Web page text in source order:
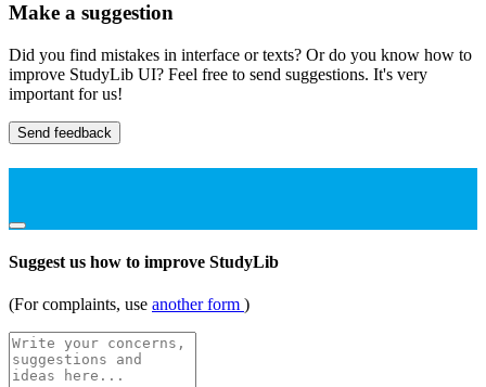
Make a suggestion
Did you find mistakes in interface or texts? Or do you know how to
improve StudyLib UI? Feel free to send suggestions. It's very
important for us!
Send feedback
Suggest us how to improve StudyLib
(For complaints, use another form )